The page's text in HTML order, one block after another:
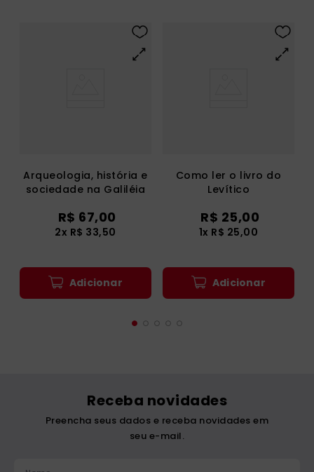
Arqueologia, história e
sociedade na Galiléia
R$ 67,00
2x R$ 33,50
Adicionar
Como ler o livro do
Levítico
R$ 25,00
1x R$ 25,00
Adicionar
Receba novidades
Preencha seus dados e receba novidades em
seu e-mail.